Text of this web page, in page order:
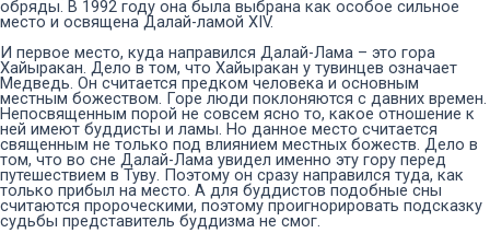
обряды. В 1992 году она была выбрана как особое сильное
место и освящена Далай-ламой XIV.
И первое место, куда направился Далай-Лама – это гора
Хайыракан. Дело в том, что Хайыракан у тувинцев означает
Медведь. Он считается предком человека и основным
местным божеством. Горе люди поклоняются с давних времен.
Непосвященным порой не совсем ясно то, какое отношение к
ней имеют буддисты и ламы. Но данное место считается
священным не только под влиянием местных божеств. Дело в
том, что во сне Далай-Лама увидел именно эту гору перед
путешествием в Туву. Поэтому он сразу направился туда, как
только прибыл на место. А для буддистов подобные сны
считаются пророческими, поэтому проигнорировать подсказку
судьбы представитель буддизма не смог.